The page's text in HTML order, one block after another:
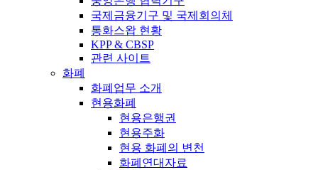
국제금융기구 및 국제회의체
통화스왑 현황
KPP & CBSP
관련 사이트
화폐
화폐업무 소개
현용화폐
현용은행권
현용주화
현용 화폐의 변천
화폐연대자료